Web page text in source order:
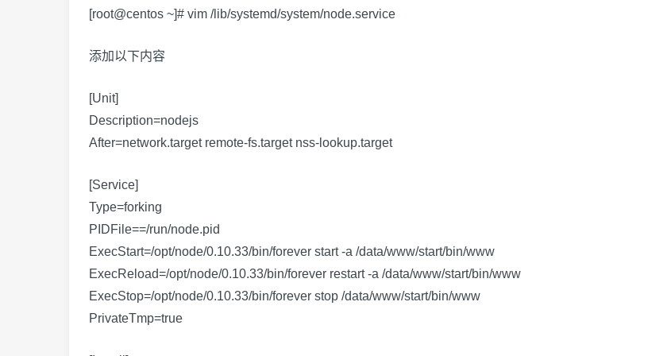
[root@centos ~]# vim /lib/systemd/system/node.service
添加以下内容
[Unit]
Description=nodejs
After=network.target remote-fs.target nss-lookup.target
[Service]
Type=forking
PIDFile==/run/node.pid
ExecStart=/opt/node/0.10.33/bin/forever start -a /data/www/start/bin/www
ExecReload=/opt/node/0.10.33/bin/forever restart -a /data/www/start/bin/www
ExecStop=/opt/node/0.10.33/bin/forever stop /data/www/start/bin/www
PrivateTmp=true